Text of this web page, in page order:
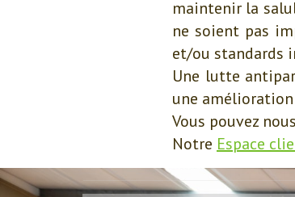
maintenir la
ne soient pas
et/ou standards
Une lutte
une
Vous pouvez
Notre Espace